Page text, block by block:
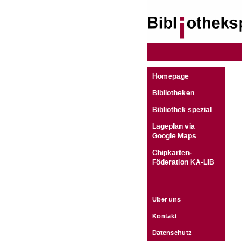
Homepage
Bibliotheken
Bibliothek spezial
Lageplan via
Google Maps
Chipkarten-
Föderation KA-LIB
Über uns
Kontakt
Datenschutz